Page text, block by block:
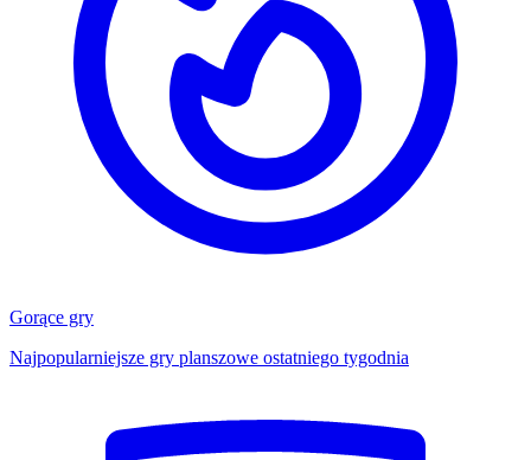
Gorące gry
Najpopularniejsze gry planszowe ostatniego tygodnia